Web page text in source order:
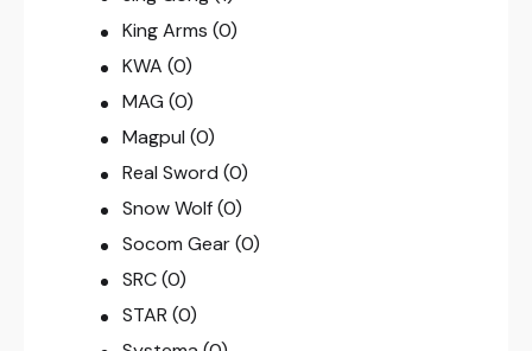
King Arms (0)
KWA (0)
MAG (0)
Magpul (0)
Real Sword (0)
Snow Wolf (0)
Socom Gear (0)
SRC (0)
STAR (0)